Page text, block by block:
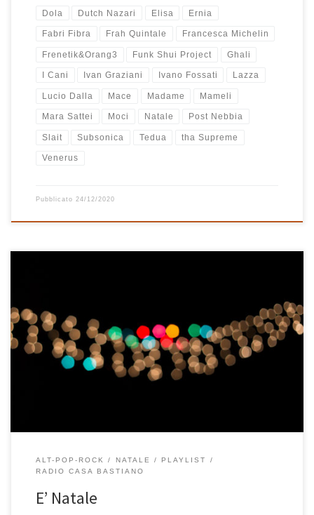
Dola Dutch Nazari Elisa Ernia
Fabri Fibra Frah Quintale Francesca Michelin
Frenetik&Orang3 Funk Shui Project Ghali
I Cani Ivan Graziani Ivano Fossati Lazza
Lucio Dalla Mace Madame Mameli
Mara Sattei Moci Natale Post Nebbia
Slait Subsonica Tedua tha Supreme
Venerus
Pubblicato 24/12/2020
Finalmente è Natale e anche quest’anno, come l’anno scorso, le
playlist di Natale sono arrivate! Sono tre in tutto e questa è quella
di musica italiana. Si chiama E’ Natale ed insieme a It’s Christmas e
For Xmas Fight for Happiness and Love compone un bel regalo da
mettere sotto […]
ALT-POP-ROCK NATALE
PLAYLIST
RADIO CASA BASTIANO
E’ Natale